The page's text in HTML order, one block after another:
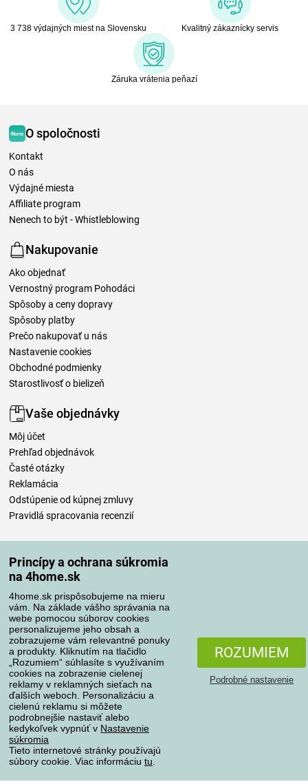
Princípy a ochrana súkromia
na 4home.sk
4home.sk prispôsobujeme na mieru
vám. Na základe vášho správania na
webe pomocou súborov cookies
personalizujeme jeho obsah a
zobrazujeme vám relevantné ponuky
a produkty. Kliknutím na tlačidlo
„Rozumiem“ súhlasíte s využívaním
cookies na zobrazenie cielenej
reklamy v reklamných sieťach na
ďalších weboch. Personalizáciu a
cielenú reklamu si môžete
podrobnejšie nastaviť alebo
kedykoľvek vypnúť v Nastavenie
súkromia
Tieto internetové stránky používajú
súbory cookie. Viac informáciu tu
ROZUMIEM
Podrobné nastavenie
3 738 výdajných miest na Slovensku Kvalitný zákaznícky servis
Záruka vrátenia peňazí
O spoločnosti
Kontakt
O nás
Výdajné miesta
Affiliate program
Nenech to být - Whistleblowing
Nakupovanie
Ako objednať
Vernostný program Pohodáci
Spôsoby a ceny dopravy
Spôsoby platby
Prečo nakupovať u nás
Nastavenie cookies
Obchodné podmienky
Starostlivosť o bielizeň
Vaše objednávky
Môj účet
Prehľad objednávok
Časté otázky
Reklamácia
Odstúpenie od kúpnej zmluvy
Pravidlá spracovania recenzií
Spôsoby platby
Spoľahlivý obchod